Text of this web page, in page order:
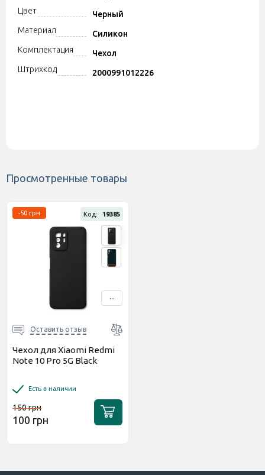
Цвет
Черный
Материал
Силикон
Комплектация
Чехол
Штрихкод
2000991012226
Просмотренные товары
...
Код: 19385
-50 грн
Оставить отзыв
Чехол для Xiaomi Redmi
Note 10 Pro 5G Black
Есть в наличии
150 грн
100 грн